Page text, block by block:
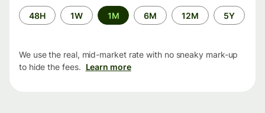
Time
period
48H 1W 1M 6M 12M 5Y
We use the real, mid-market rate with no sneaky mark-up
to hide the fees. Learn more